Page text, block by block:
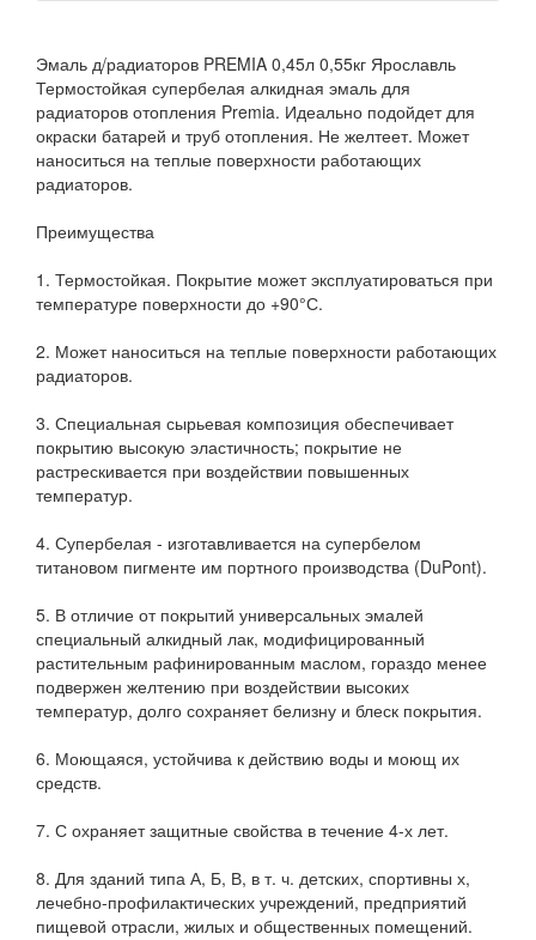
Эмаль д/радиаторов PREMIA 0,45л 0,55кг Ярославль
Термостойкая супербелая алкидная эмаль для
радиаторов отопления Premia. Идеально подойдет для
окраски батарей и труб отопления. Не желтеет. Может
наноситься на теплые поверхности работающих
радиаторов.
Преимущества
1. Термостойкая. Покрытие может эксплуатироваться при
температуре поверхности до +90°С.
2. Может наноситься на теплые поверхности работающих
радиаторов.
3. Специальная сырьевая композиция обеспечивает
покрытию высокую эластичность; покрытие не
растрескивается при воздействии повышенных
температур.
4. Супербелая - изготавливается на супербелом
титановом пигменте им портного производства (DuPont).
5. В отличие от покрытий универсальных эмалей
специальный алкидный лак, модифицированный
растительным рафинированным маслом, гораздо менее
подвержен желтению при воздействии высоких
температур, долго сохраняет белизну и блеск покрытия.
6. Моющаяся, устойчива к действию воды и моющ их
средств.
7. С охраняет защитные свойства в течение 4-х лет.
8. Для зданий типа А, Б, В, в т. ч. детских, спортивны х,
лечебно-профилактических учреждений, предприятий
пищевой отрасли, жилых и общественных помещений.